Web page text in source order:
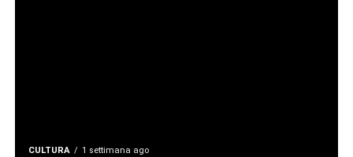
CULTURA 1 settimana ago